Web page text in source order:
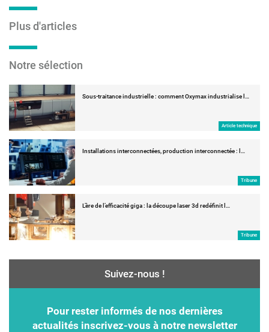
Plus d'articles
Notre sélection
Sous-traitance industrielle : comment Oxymax industrialise l…
Article technique
Installations interconnectées, production interconnectée : l…
Tribune
L’ère de l’efficacité giga : la découpe laser 3d redéfinit l…
Tribune
Suivez-nous !
Pour rester informés de nos dernières
actualités inscrivez-vous à notre newsletter